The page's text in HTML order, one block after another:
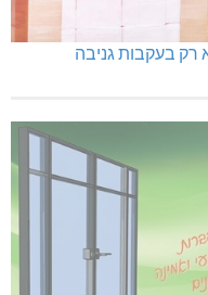
רק בעקבות גניבה